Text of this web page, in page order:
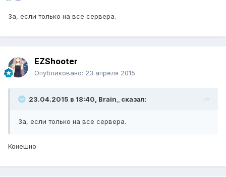
За, если только на все сервера.
EZShooter
Опубликовано: 23 апреля 2015
23.04.2015 в 18:40, Brain_ сказал:
За, если только на все сервера.
Конешно